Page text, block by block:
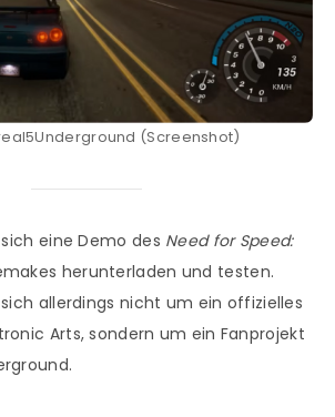
(Screenshot)
eine Demo des Need for Speed:
herunterladen und testen.
allerdings nicht um ein offizielles
Arts, sondern um ein Fanprojekt